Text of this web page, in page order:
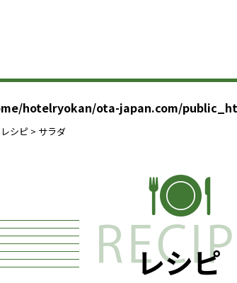
hotelryokan/ota-japan.com/
レシピ > サラダ
レシピ